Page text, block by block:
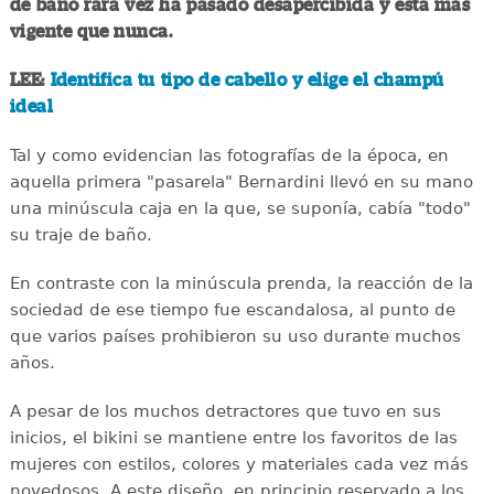
de baño rara vez ha pasado desapercibida y está más
vigente que nunca.
LEE: Identifica tu tipo de cabello y elige el champú
ideal
Tal y como evidencian las fotografías de la época, en
aquella primera "pasarela" Bernardini llevó en su mano
una minúscula caja en la que, se suponía, cabía "todo"
su traje de baño.
En contraste con la minúscula prenda, la reacción de la
sociedad de ese tiempo fue escandalosa, al punto de
que varios países prohibieron su uso durante muchos
años.
A pesar de los muchos detractores que tuvo en sus
inicios, el bikini se mantiene entre los favoritos de las
mujeres con estilos, colores y materiales cada vez más